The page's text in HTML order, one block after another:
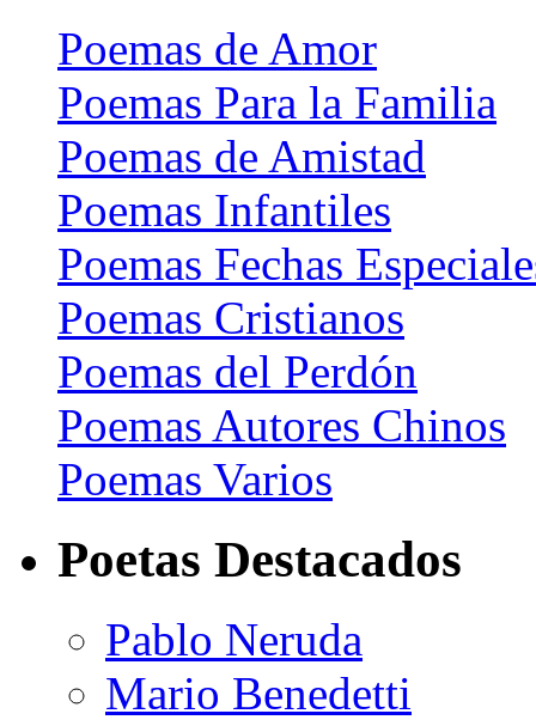
Poemas de Amor
Poemas Para la Familia
Poemas de Amistad
Poemas Infantiles
Poemas Fechas
Poemas Cristianos
Poemas del Perdón
Poemas Autores Chinos
Poemas Varios
Poetas Destacados
Pablo Neruda
Mario Benedetti